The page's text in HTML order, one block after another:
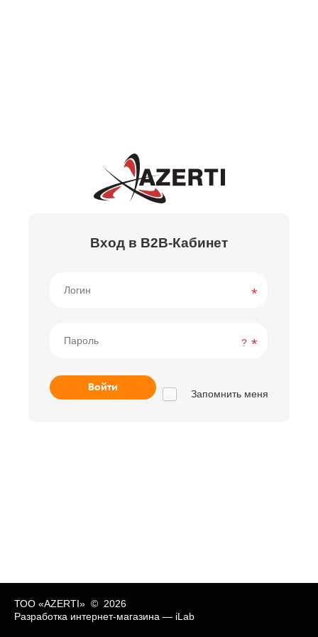
Вход в B2B-Кабинет
?
Запомнить меня
ТОО «AZERTI» © 2026
Разработка интернет-магазина — iLab